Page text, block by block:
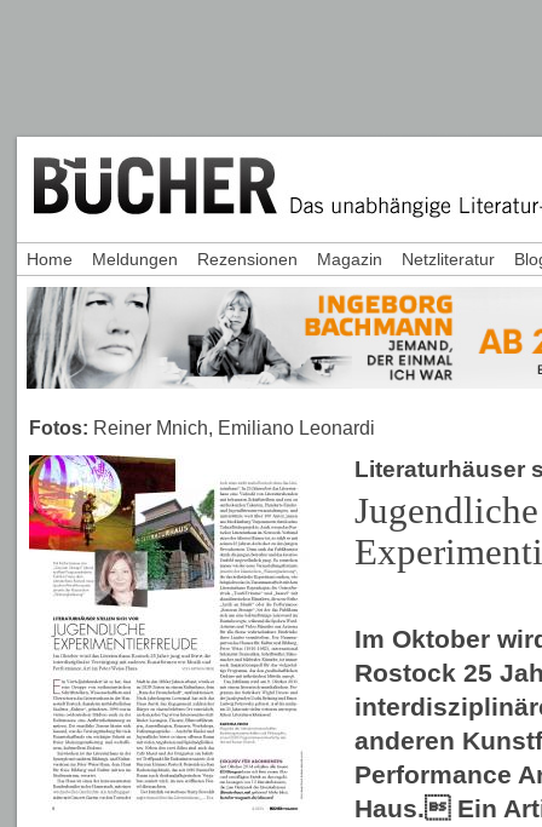
Fotos: Reiner Mnich, Emiliano Leonardi
Literaturhäuser
Jugendliche
Im Oktober
Rostock 25
anderen
Performance
Haus. Ein
Home Meldungen Rezensionen Magazin Netzliteratur